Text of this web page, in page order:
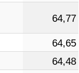
64,77
64,65
64,48